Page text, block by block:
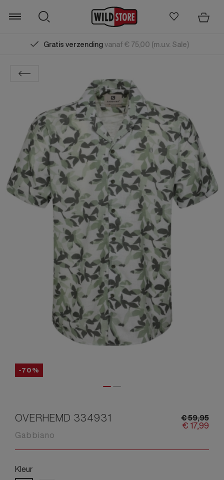
Gratis verzendingvanaf € 75,00 (m.u.v. Sale)
Zoeken
-70%
OVERHEMD 334931
Gabbiano
€59,95
€ 17,99
Kleur